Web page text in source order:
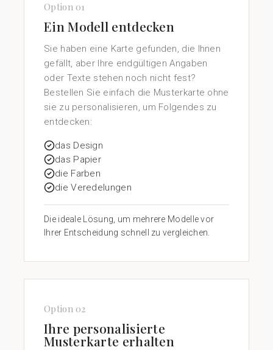
Option 01
Ein Modell entdecken
Sie haben eine Karte gefunden, die Ihnen
gefällt, aber Ihre endgültigen Angaben
oder Texte stehen noch nicht fest?
Bestellen Sie einfach die Musterkarte ohne
sie zu personalisieren, um Folgendes zu
entdecken:
das Design
das Papier
die Farben
die Veredelungen
Die ideale Lösung, um mehrere Modelle vor
Ihrer Entscheidung schnell zu vergleichen.
Option 02
Ihre personalisierte
Musterkarte erhalten